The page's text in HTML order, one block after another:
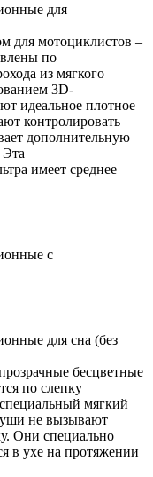
для
для мотоциклистов –
по
из мягкого
3D-
идеальное плотное
контролировать
дополнительную
имеет среднее
с
для сна (без
бесцветные
по слепку
мягкий
не вызывают
Они специально
в ухе на протяжении